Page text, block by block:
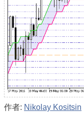
作者: Nikolay Kositsin